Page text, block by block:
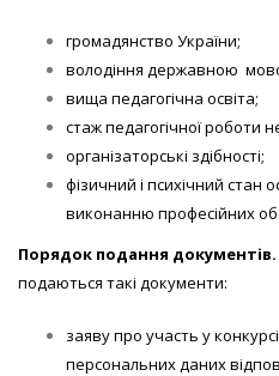
громадянство України;
володіння державною
вища педагогічна освіта;
стаж педагогічної роботи
організаторські здібності;
фізичний і психічний
виконанню професійних
Порядок подання документів.
подаються такі документи:
заяву про участь у
персональних даних